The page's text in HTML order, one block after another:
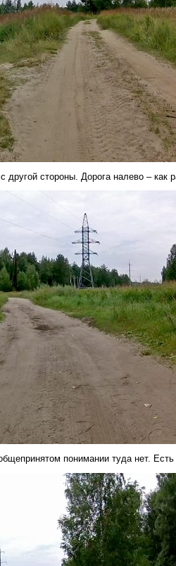
стороны. Дорога налево –
понимании туда нет. Есть